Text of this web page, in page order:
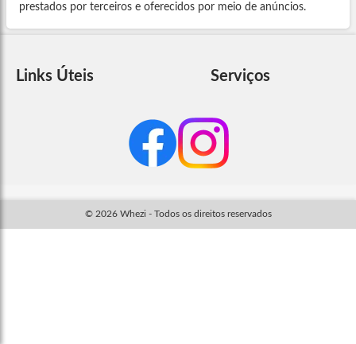
prestados por terceiros e oferecidos por meio de anúncios.
Links Úteis Serviços
© 2026 Whezi - Todos os direitos reservados